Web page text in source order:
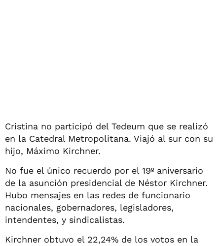
Cristina no participó del Tedeum que se realizó
en la Catedral Metropolitana. Viajó al sur con su
hijo, Máximo Kirchner.
No fue el único recuerdo por el 19º aniversario
de la asunción presidencial de Néstor Kirchner.
Hubo mensajes en las redes de funcionario
nacionales, gobernadores, legisladores,
intendentes, y sindicalistas.
Kirchner obtuvo el 22,24% de los votos en la